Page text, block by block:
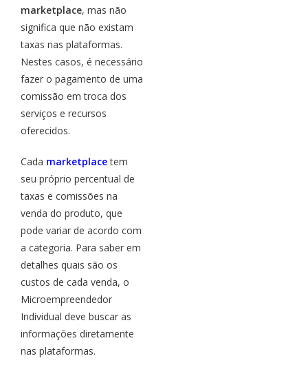
marketplace, mas não
significa que não existam
taxas nas plataformas.
Nestes casos, é necessário
fazer o pagamento de uma
comissão em troca dos
serviços e recursos
oferecidos.
Cada marketplacetem
seu próprio percentual de
taxas e comissões na
venda do produto, que
pode variar de acordo com
a categoria. Para saber em
detalhes quais são os
custos de cada venda, o
Microempreendedor
Individual deve buscar as
informações diretamente
nas plataformas.